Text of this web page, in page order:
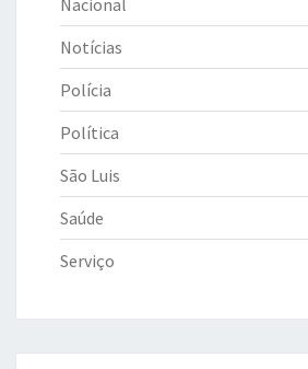
Nacional
Notícias
Polícia
Política
São Luis
Saúde
Serviço